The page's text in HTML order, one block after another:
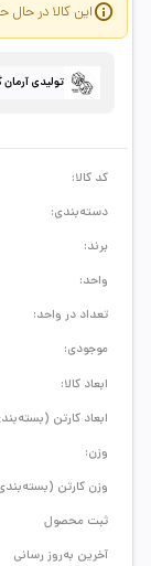
این کالا در
تولیدی آرمان
ابعاد کالا:
ابعاد کارتن
وزن:
وزن کارتن
ثبت محصول
آخرین به‌روز رسانی
کد کالا:
دسته‌بندی:
برند:
واحد:
تعداد در واحد:
موجودی: